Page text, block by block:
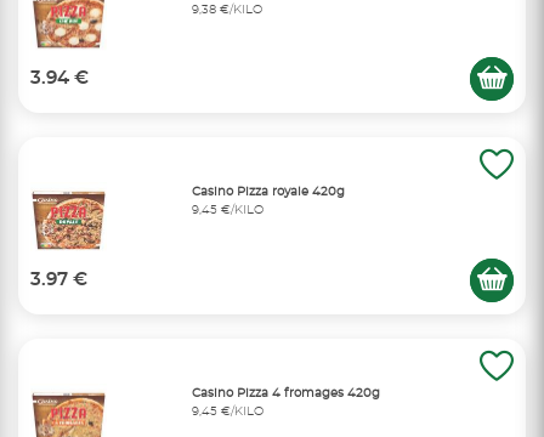
9,38 €/KILO
3.94 €
Casino Pizza royale 420g
9,45 €/KILO
3.97 €
Casino Pizza 4 fromages 420g
9,45 €/KILO